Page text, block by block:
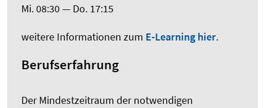
Mi. 08:30 — Do. 17:15
weitere Informationen zum E-Learning hier.
Berufserfahrung
Der Mindestzeitraum der notwendigen